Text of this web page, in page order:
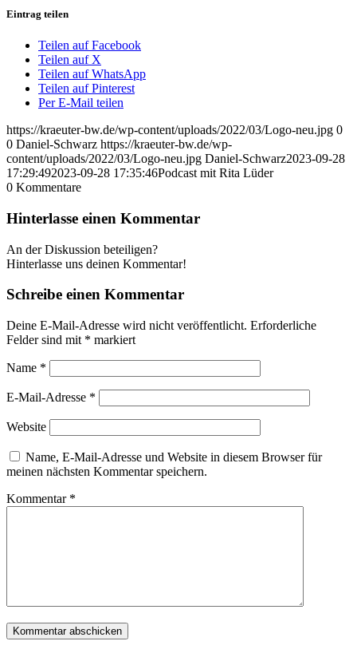
Eintrag teilen
Teilen auf Facebook
Teilen auf X
Teilen auf WhatsApp
Teilen auf Pinterest
Per E-Mail teilen
https://kraeuter-bw.de/wp-content/uploads/2022/03/Logo-neu.jpg 0
0 Daniel-Schwarz https://kraeuter-bw.de/wp-
content/uploads/2022/03/Logo-neu.jpg Daniel-Schwarz2023-09-28
17:29:492023-09-28 17:35:46Podcast mit Rita Lüder
0 Kommentare
Hinterlasse einen Kommentar
An der Diskussion beteiligen?
Hinterlasse uns deinen Kommentar!
Schreibe einen Kommentar
Deine E-Mail-Adresse wird nicht veröffentlicht. Erforderliche
Felder sind mit * markiert
Name *
E-Mail-Adresse *
Website
Name, E-Mail-Adresse und Website in diesem Browser für
meinen nächsten Kommentar speichern.
Kommentar *